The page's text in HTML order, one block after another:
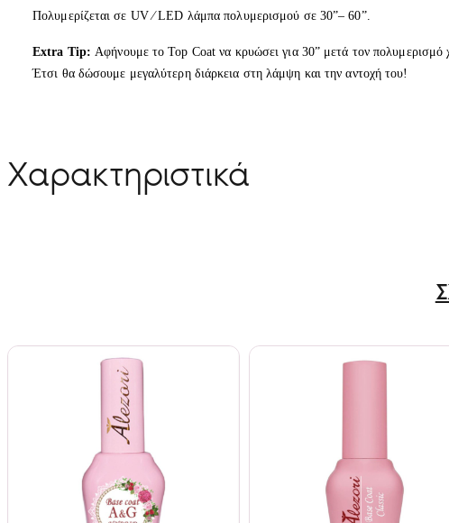
Πολυμερίζεται σε UV ⁄ LED λάμπα πολυμερισμού σε 30”– 60”.
Extra Tip: Αφήνουμε το Top Coat να κρυώσει για 30” μετά τον πολυμερισμό
Έτσι θα δώσουμε μεγαλύτερη διάρκεια στη λάμψη και την αντοχή του!
Χαρακτηριστικά